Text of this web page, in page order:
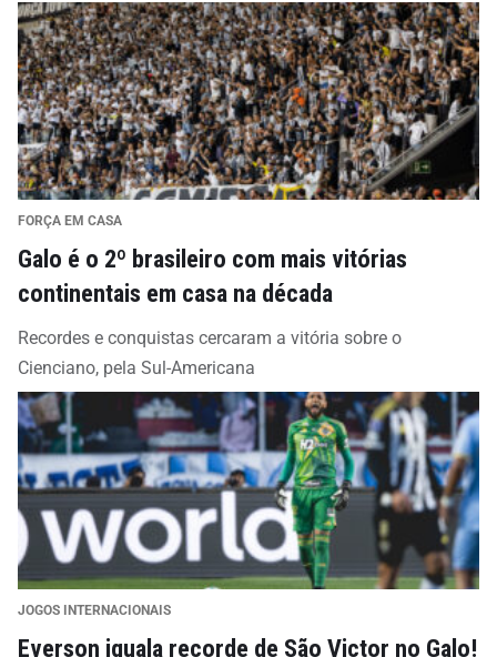
FORÇA EM CASA
Galo é o 2º brasileiro com mais vitórias
continentais em casa na década
Recordes e conquistas cercaram a vitória sobre o
Cienciano, pela Sul-Americana
JOGOS INTERNACIONAIS
Everson iguala recorde de São Victor no Galo!